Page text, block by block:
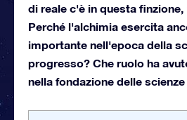
di reale c'è in questa
Perché l'alchimia esercita
importante nell'epoca della
progresso? Che ruolo ha
nella fondazione delle